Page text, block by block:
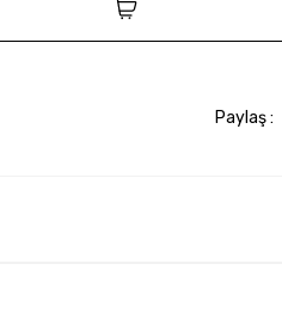
Paylaş :